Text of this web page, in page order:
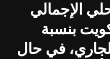
الإجمالي
بنسبة
الجاري، في حال